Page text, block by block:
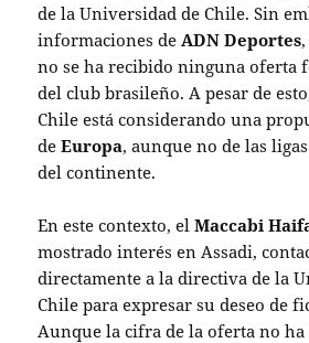
de la Universidad de Chile. Sin
informaciones de ADN Deportes
no se ha recibido ninguna oferta
del club brasileño. A pesar de
Chile está considerando una
deEuropa, aunque no de las
del continente.
En este contexto, elMaccabi
mostrado interés en Assadi,
directamente a la directiva de la
Chile para expresar su deseo de
Aunque la cifra de la oferta no ha